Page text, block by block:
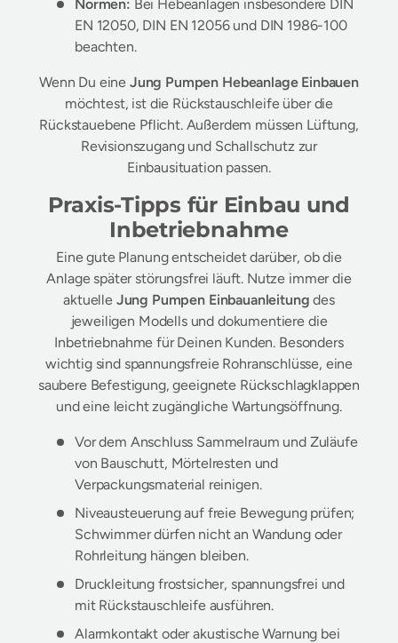
Normen: Bei Hebeanlagen insbesondere DIN
EN 12050, DIN EN 12056 und DIN 1986-100
beachten.
Wenn Du eine Jung Pumpen Hebeanlage Einbauen
möchtest, ist die Rückstauschleife über die
Rückstauebene Pflicht. Außerdem müssen Lüftung,
Revisionszugang und Schallschutz zur
Einbausituation passen.
Praxis-Tipps für Einbau und
Inbetriebnahme
Eine gute Planung entscheidet darüber, ob die
Anlage später störungsfrei läuft. Nutze immer die
aktuelle Jung Pumpen Einbauanleitung des
jeweiligen Modells und dokumentiere die
Inbetriebnahme für Deinen Kunden. Besonders
wichtig sind spannungsfreie Rohranschlüsse, eine
saubere Befestigung, geeignete Rückschlagklappen
und eine leicht zugängliche Wartungsöffnung.
Vor dem Anschluss Sammelraum und Zuläufe
von Bauschutt, Mörtelresten und
Verpackungsmaterial reinigen.
Niveausteuerung auf freie Bewegung prüfen;
Schwimmer dürfen nicht an Wandung oder
Rohrleitung hängen bleiben.
Druckleitung frostsicher, spannungsfrei und
mit Rückstauschleife ausführen.
Alarmkontakt oder akustische Warnung bei